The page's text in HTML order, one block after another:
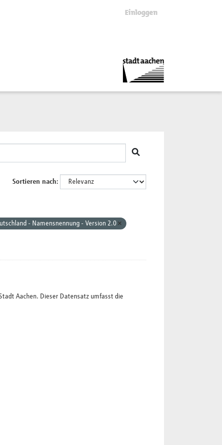
Einloggen
Sortieren nach
- Namensnennung - Version 2.0
Aachen. Dieser Datensatz umfasst die